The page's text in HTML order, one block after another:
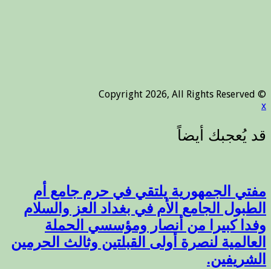
© Copyright 2026, All Rights Reserved
x
مفتي الجمهورية يلتقي في حرم جامع أم
الطبول الجامع الأم في بغداد العز والسلام
وفدا كبيرا من أنصار ومؤسسي الحملة
العالمية لنصرة أولى القبلتين وثالث الحرمين
الشريفين.